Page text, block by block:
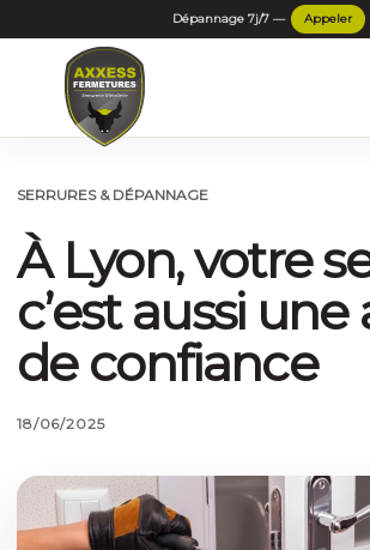
À Lyon, votre
c’est aussi
de confiance
18/06/2025
SERRURES & DÉPANNAGE